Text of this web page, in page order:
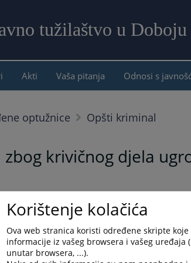
tužilaštvo u Doboju
Akti Vaša pitanja Odnosi s
optužnice Opšti kriminal
krivičnog djela
krivičnog postupka i ne narušava princip presumpcije
sprovedene istrage, dana
Korištenje kolačića
Ova web stranica koristi određene skripte
informacije iz vašeg browsera i vašeg uređaja
unutar browsera, ...).